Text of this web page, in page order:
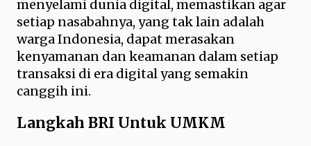
menyelami dunia digital, memastikan agar
setiap nasabahnya, yang tak lain adalah
warga Indonesia, dapat merasakan
kenyamanan dan keamanan dalam setiap
transaksi di era digital yang semakin
canggih ini.
Langkah BRI Untuk UMKM